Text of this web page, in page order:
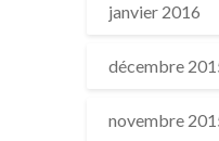
janvier 2016
décembre
novembre